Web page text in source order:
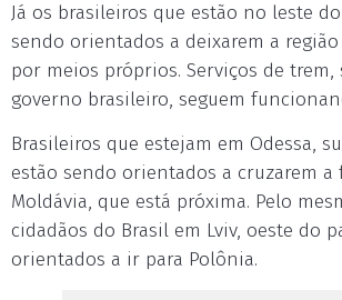
Já os brasileiros que estão no leste
sendo orientados a deixarem a
por meios próprios. Serviços de trem,
governo brasileiro, seguem
Brasileiros que estejam em Odessa,
estão sendo orientados a cruzarem a
Moldávia, que está próxima. Pelo
cidadãos do Brasil em Lviv, oeste do
orientados a ir para Polônia.